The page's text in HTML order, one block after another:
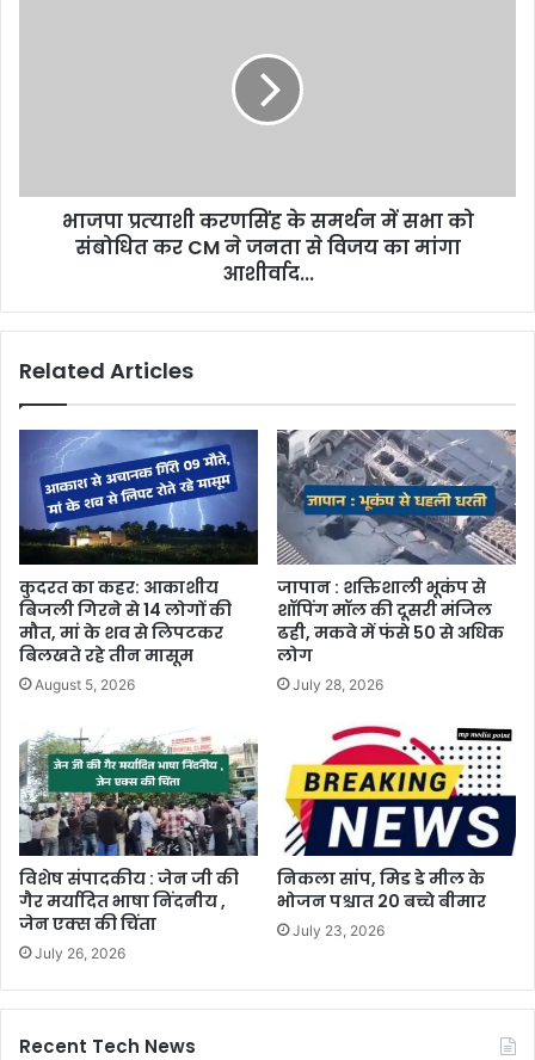
भाजपा प्रत्‍याशी करणसिंह के समर्थन में सभा को
संबोधित कर CM ने जनता से विजय का मांगा
आशीर्वाद...
Related Articles
कुदरत का कहर: आकाशीय
बिजली गिरने से 14 लोगों की
मौत, मां के शव से लिपटकर
बिलखते रहे तीन मासूम
August 5, 2026
जापान : शक्तिशाली भूकंप से
शॉपिंग मॉल की दूसरी मंजिल
ढही, मकवे में फंसे 50 से अधिक
लोग
July 28, 2026
विशेष संपादकीय : जेन जी की
गैर मर्यादित भाषा निंदनीय ,
जेन एक्स की चिंता
July 26, 2026
निकला सांप, मिड डे मील के
भोजन पश्चात 20 बच्चे बीमार
July 23, 2026
Recent Tech News